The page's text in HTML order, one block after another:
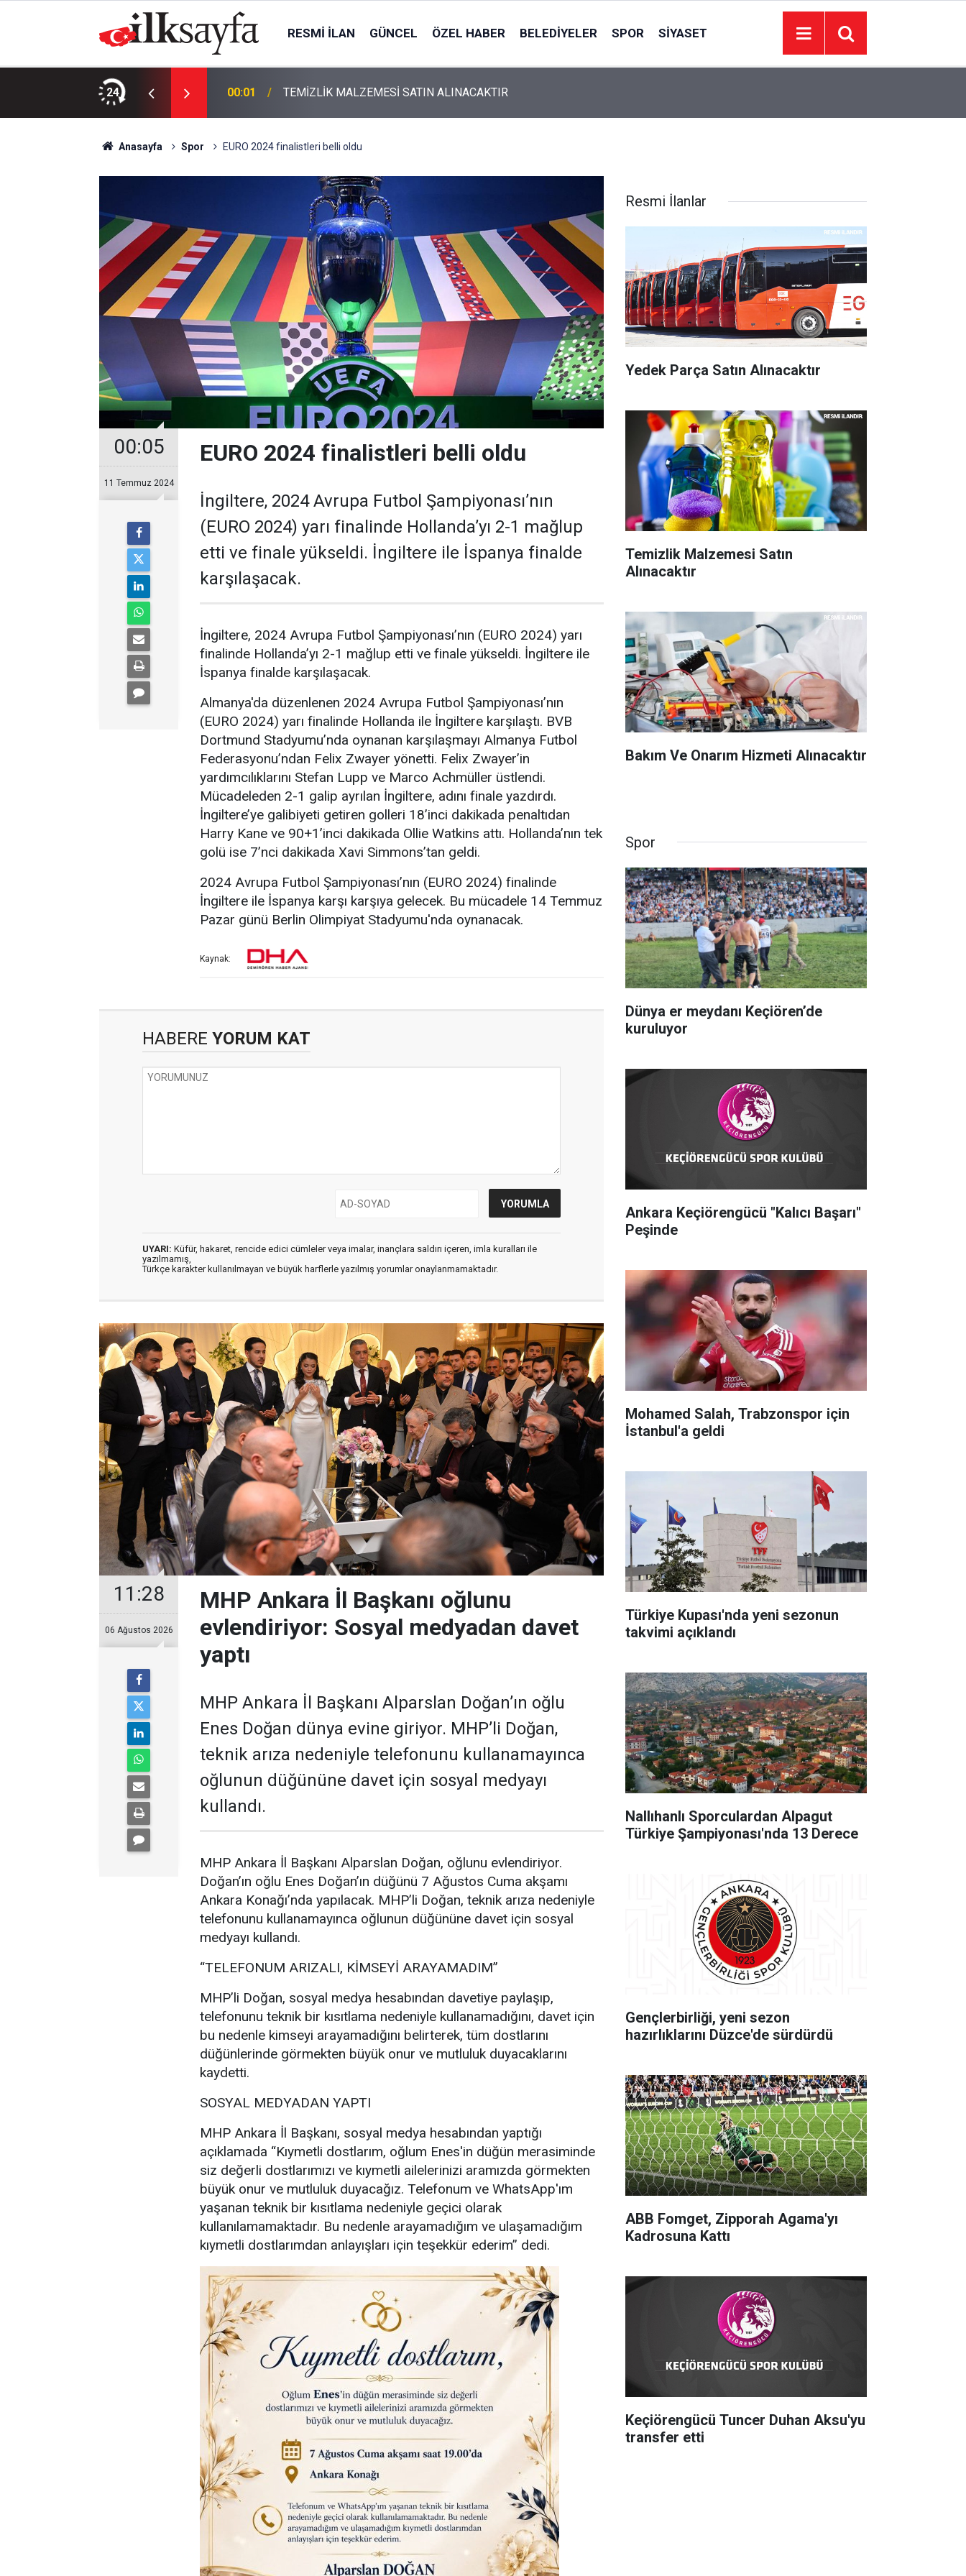
RESMI İLAN GÜNCEL ÖZEL HABER BELEDIYELER SPOR SIYASET
24 00:01 TEMİZLİK MALZEMESİ SATIN ALINACAKTIR
Anasayfa Spor EURO 2024 finalistleri belli oldu
00:05
11 Temmuz 2024
EURO 2024 finalistleri belli oldu
İngiltere, 2024 Avrupa Futbol Şampiyonası’nın
(EURO 2024) yarı finalinde Hollanda’yı 2-1 mağlup
etti ve finale yükseldi. İngiltere ile İspanya finalde
karşılaşacak.
İngiltere, 2024 Avrupa Futbol Şampiyonası’nın (EURO 2024) yarı
finalinde Hollanda’yı 2-1 mağlup etti ve finale yükseldi. İngiltere ile
İspanya finalde karşılaşacak.
Almanya'da düzenlenen 2024 Avrupa Futbol Şampiyonası’nın
(EURO 2024) yarı finalinde Hollanda ile İngiltere karşılaştı. BVB
Dortmund Stadyumu’nda oynanan karşılaşmayı Almanya Futbol
Federasyonu’ndan Felix Zwayer yönetti. Felix Zwayer’in
yardımcılıklarını Stefan Lupp ve Marco Achmüller üstlendi.
Mücadeleden 2-1 galip ayrılan İngiltere, adını finale yazdırdı.
İngiltere’ye galibiyeti getiren golleri 18’inci dakikada penaltıdan
Harry Kane ve 90+1’inci dakikada Ollie Watkins attı. Hollanda’nın tek
golü ise 7’nci dakikada Xavi Simmons’tan geldi.
2024 Avrupa Futbol Şampiyonası’nın (EURO 2024) finalinde
İngiltere ile İspanya karşı karşıya gelecek. Bu mücadele 14 Temmuz
Pazar günü Berlin Olimpiyat Stadyumu'nda oynanacak.
Kaynak:
HABERE YORUM KAT
UYARI: Küfür, hakaret, rencide edici cümleler veya imalar, inançlara saldırı içeren, imla kuralları ile
yazılmamış,
Türkçe karakter kullanılmayan ve büyük harflerle yazılmış yorumlar onaylanmamaktadır.
11:28
06 Ağustos 2026
MHP Ankara İl Başkanı oğlunu
evlendiriyor: Sosyal medyadan davet
yaptı
MHP Ankara İl Başkanı Alparslan Doğan’ın oğlu
Enes Doğan dünya evine giriyor. MHP’li Doğan,
teknik arıza nedeniyle telefonunu kullanamayınca
oğlunun düğününe davet için sosyal medyayı
kullandı.
MHP Ankara İl Başkanı Alparslan Doğan, oğlunu evlendiriyor.
Doğan’ın oğlu Enes Doğan’ın düğünü 7 Ağustos Cuma akşamı
Ankara Konağı’nda yapılacak. MHP’li Doğan, teknik arıza nedeniyle
telefonunu kullanamayınca oğlunun düğününe davet için sosyal
medyayı kullandı.
“TELEFONUM ARIZALI, KİMSEYİ ARAYAMADIM”
MHP’li Doğan, sosyal medya hesabından davetiye paylaşıp,
telefonunu teknik bir kısıtlama nedeniyle kullanamadığını, davet için
bu nedenle kimseyi arayamadığını belirterek, tüm dostlarını
düğünlerinde görmekten büyük onur ve mutluluk duyacaklarını
kaydetti.
SOSYAL MEDYADAN YAPTI
MHP Ankara İl Başkanı, sosyal medya hesabından yaptığı
açıklamada “Kıymetli dostlarım, oğlum Enes'in düğün merasiminde
siz değerli dostlarımızı ve kıymetli ailelerinizi aramızda görmekten
büyük onur ve mutluluk duyacağız. Telefonum ve WhatsApp'ım
yaşanan teknik bir kısıtlama nedeniyle geçici olarak
kullanılamamaktadır. Bu nedenle arayamadığım ve ulaşamadığım
kıymetli dostlarımdan anlayışları için teşekkür ederim” dedi.
Resmi İlanlar
Yedek Parça Satın Alınacaktır
Temizlik Malzemesi Satın
Alınacaktır
Bakım Ve Onarım Hizmeti Alınacaktır
Spor
Dünya er meydanı Keçiören’de
kuruluyor
Ankara Keçiörengücü "Kalıcı Başarı"
Peşinde
Mohamed Salah, Trabzonspor için
İstanbul'a geldi
Türkiye Kupası'nda yeni sezonun
takvimi açıklandı
Nallıhanlı Sporculardan Alpagut
Türkiye Şampiyonası'nda 13 Derece
Gençlerbirliği, yeni sezon
hazırlıklarını Düzce'de sürdürdü
ABB Fomget, Zipporah Agama'yı
Kadrosuna Kattı
Keçiörengücü Tuncer Duhan Aksu'yu
transfer etti